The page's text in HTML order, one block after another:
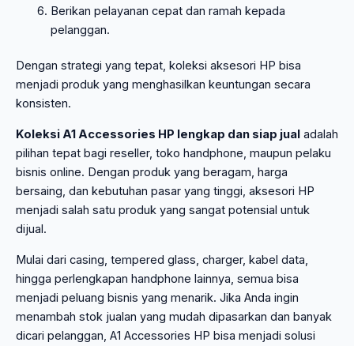
Berikan pelayanan cepat dan ramah kepada
pelanggan.
Dengan strategi yang tepat, koleksi aksesori HP bisa
menjadi produk yang menghasilkan keuntungan secara
konsisten.
Koleksi A1 Accessories HP lengkap dan siap jual adalah
pilihan tepat bagi reseller, toko handphone, maupun pelaku
bisnis online. Dengan produk yang beragam, harga
bersaing, dan kebutuhan pasar yang tinggi, aksesori HP
menjadi salah satu produk yang sangat potensial untuk
dijual.
Mulai dari casing, tempered glass, charger, kabel data,
hingga perlengkapan handphone lainnya, semua bisa
menjadi peluang bisnis yang menarik. Jika Anda ingin
menambah stok jualan yang mudah dipasarkan dan banyak
dicari pelanggan, A1 Accessories HP bisa menjadi solusi